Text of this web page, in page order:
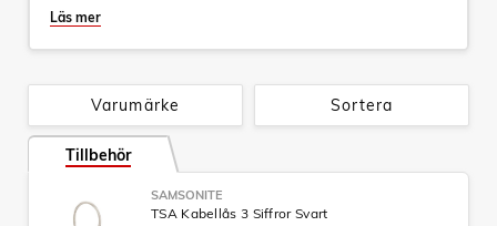
mellanviktsväska är perfekt för längre resor eller som extra
- 4 dubbla hjul:För smidig och tyst manövrering i alla
riktningar.
- TSA-lås:Säkerställer att väskan kan öppnas av
säkerhetspersonal vid behov utan att skadas.
- Dubbel dragstång:Justerbar för optimal komfort och
stabilitet.
Läs mer
Sortera
Varumärke
Tillbehör
SAMSONITE
TSA Kabellås 3 Siffror Svart